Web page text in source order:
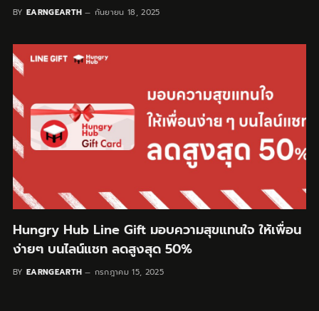
BY EARNGEARTH กันยายน 18, 2025
Hungry Hub Line Gift มอบความสุขแทนใจ ให้เพื่อน
ง่ายๆ บนไลน์แชท ลดสูงสุด 50%
BY EARNGEARTH กรกฎาคม 15, 2025